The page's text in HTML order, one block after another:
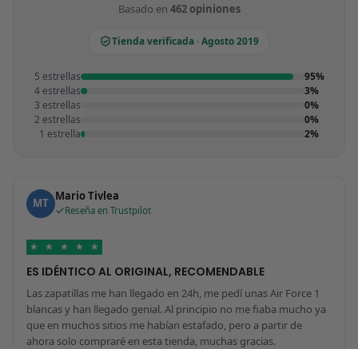
Basado en 462 opiniones
Tienda verificada · Agosto 2019
5 estrellas
95%
4 estrellas
3%
3 estrellas
0%
2 estrellas
0%
1 estrella
2%
MT Mario Tivlea
Reseña en Trustpilot
★ ★ ★ ★ ★
ES IDÉNTICO AL ORIGINAL, RECOMENDABLE
Las zapatillas me han llegado en 24h, me pedí unas Air Force 1
blancas y han llegado genial. Al principio no me fiaba mucho ya
que en muchos sitios me habían estafado, pero a partir de
ahora solo compraré en esta tienda, muchas gracias.